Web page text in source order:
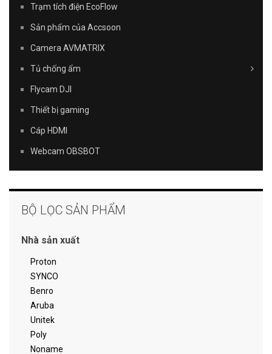
Trạm tích điện EcoFlow
Sản phẩm của Accsoon
Camera AVMATRIX
Tủ chống ẩm
Flycam DJI
Thiết bị gaming
Cáp HDMI
Webcam OBSBOT
BỘ LỌC SẢN PHẨM
Nhà sản xuất
Proton
SYNCO
Benro
Aruba
Unitek
Poly
Noname